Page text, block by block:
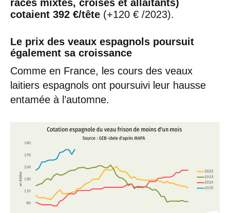
races mixtes, croisés et allaitants)
cotaient 392 €/tête (+120 € /2023).
Le prix des veaux espagnols poursuit
également sa croissance
Comme en France, les cours des veaux
laitiers espagnols ont poursuivi leur hausse
entamée à l’automne.